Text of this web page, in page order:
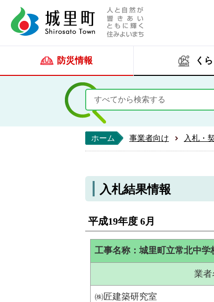
人と自然が響きあ
防災情報 く
ホーム 事業者向け 入札・
入札結果情報
平成19年度 6月
工事名称：城里町立常北中学
業者
㈱匠建築研究室